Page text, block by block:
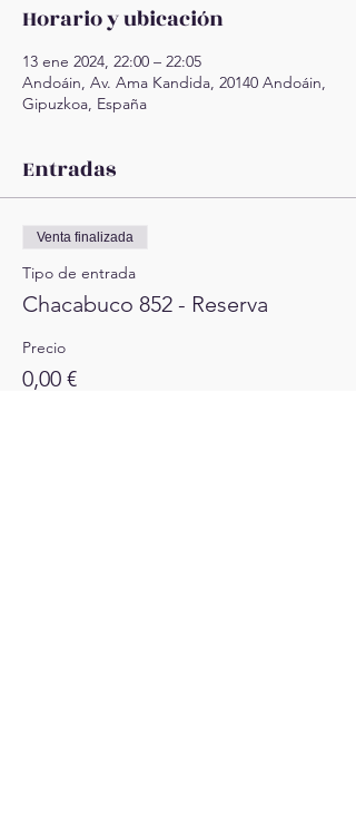
Horario y ubicación
13 ene 2024, 22:00 – 22:05
Andoáin, Av. Ama Kandida, 20140 Andoáin,
Gipuzkoa, España
Entradas
Venta finalizada
Tipo de entrada
Chacabuco 852 - Reserva
Precio
0,00 €